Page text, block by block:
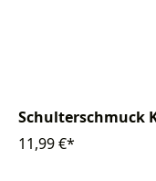
Schulterschmuck
11,99 €*